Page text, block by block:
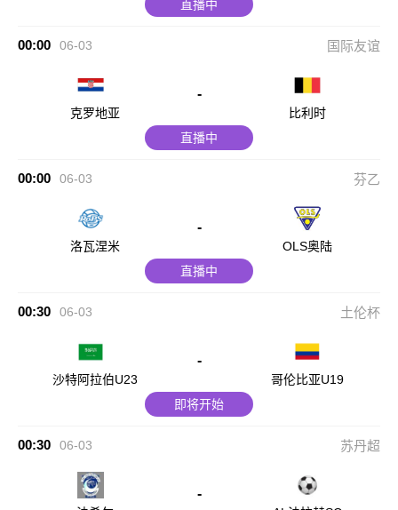
直播中
00:00 06-03 国际友谊
克罗地亚
-
比利时
直播中
00:00 06-03 芬乙
洛瓦涅米
-
OLS奥陆
直播中
00:30 06-03 土伦杯
沙特阿拉伯U23
-
哥伦比亚U19
即将开始
00:30 06-03 苏丹超
-